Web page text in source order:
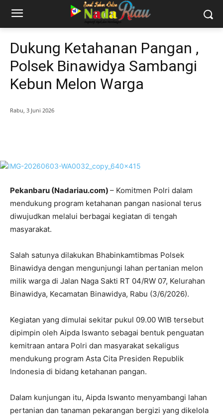
Dukung Ketahanan Pangan ,
Polsek Binawidya Sambangi
Kebun Melon Warga
Rabu, 3 Juni 2026
Pekanbaru (Nadariau.com) – Komitmen Polri dalam
mendukung program ketahanan pangan nasional terus
diwujudkan melalui berbagai kegiatan di tengah
masyarakat.
Salah satunya dilakukan Bhabinkamtibmas Polsek
Binawidya dengan mengunjungi lahan pertanian melon
milik warga di Jalan Naga Sakti RT 04/RW 07, Kelurahan
Binawidya, Kecamatan Binawidya, Rabu (3/6/2026).
Kegiatan yang dimulai sekitar pukul 09.00 WIB tersebut
dipimpin oleh Aipda Iswanto sebagai bentuk penguatan
kemitraan antara Polri dan masyarakat sekaligus
mendukung program Asta Cita Presiden Republik
Indonesia di bidang ketahanan pangan.
Dalam kunjungan itu, Aipda Iswanto menyambangi lahan
pertanian dan tanaman pekarangan bergizi yang dikelola